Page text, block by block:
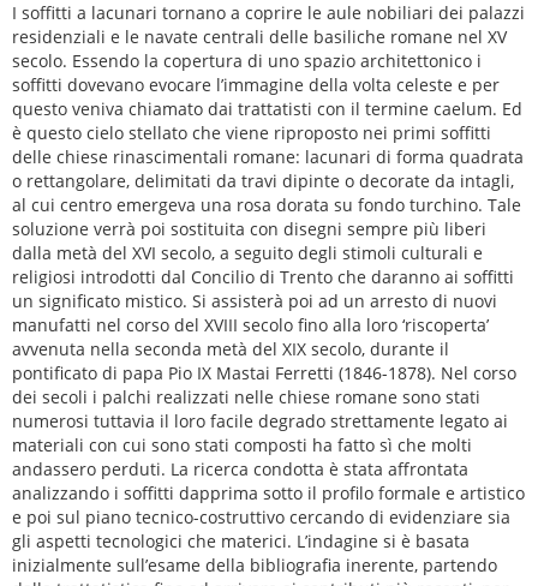
I soffitti a lacunari tornano a coprire le aule nobiliari dei palazzi
residenziali e le navate centrali delle basiliche romane nel XV
secolo. Essendo la copertura di uno spazio architettonico i
soffitti dovevano evocare l’immagine della volta celeste e per
questo veniva chiamato dai trattatisti con il termine caelum. Ed
è questo cielo stellato che viene riproposto nei primi soffitti
delle chiese rinascimentali romane: lacunari di forma quadrata
o rettangolare, delimitati da travi dipinte o decorate da intagli,
al cui centro emergeva una rosa dorata su fondo turchino. Tale
soluzione verrà poi sostituita con disegni sempre più liberi
dalla metà del XVI secolo, a seguito degli stimoli culturali e
religiosi introdotti dal Concilio di Trento che daranno ai soffitti
un significato mistico. Si assisterà poi ad un arresto di nuovi
manufatti nel corso del XVIII secolo fino alla loro ‘riscoperta’
avvenuta nella seconda metà del XIX secolo, durante il
pontificato di papa Pio IX Mastai Ferretti (1846-1878). Nel corso
dei secoli i palchi realizzati nelle chiese romane sono stati
numerosi tuttavia il loro facile degrado strettamente legato ai
materiali con cui sono stati composti ha fatto sì che molti
andassero perduti. La ricerca condotta è stata affrontata
analizzando i soffitti dapprima sotto il profilo formale e artistico
e poi sul piano tecnico-costruttivo cercando di evidenziare sia
gli aspetti tecnologici che materici. L’indagine si è basata
inizialmente sull’esame della bibliografia inerente, partendo